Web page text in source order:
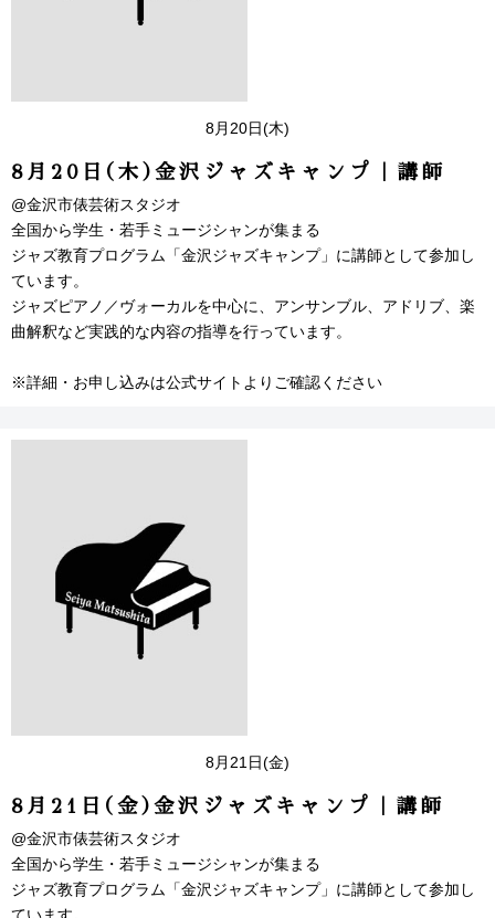
8月20日(木)
8月20日(木)金沢ジャズキャンプ｜講師
@金沢市俵芸術スタジオ
全国から学生・若手ミュージシャンが集まる
ジャズ教育プログラム「金沢ジャズキャンプ」に講師として参加し
ています。
ジャズピアノ／ヴォーカルを中心に、アンサンブル、アドリブ、楽
曲解釈など実践的な内容の指導を行っています。
※詳細・お申し込みは公式サイトよりご確認ください
8月21日(金)
8月21日(金)金沢ジャズキャンプ｜講師
@金沢市俵芸術スタジオ
全国から学生・若手ミュージシャンが集まる
ジャズ教育プログラム「金沢ジャズキャンプ」に講師として参加し
ています。